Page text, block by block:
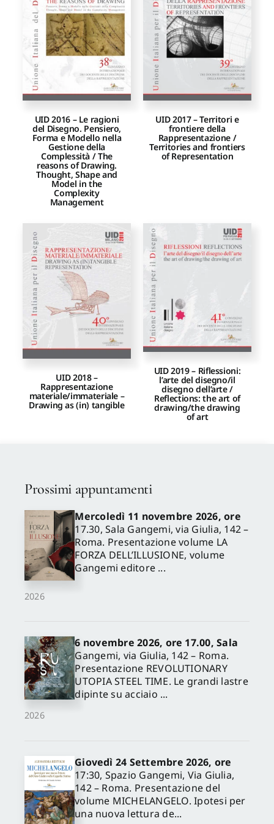
Proposte di pubblicazione
Gangemi Editore
UID 2016 – Le ragioni
del Disegno. Pensiero,
Forma e Modello nella
Gestione della
Complessità / The
reasons of Drawing.
Thought, Shape and
Model in the
Complexity
Management
UID 2017 – Territori e
frontiere della
Rappresentazione /
Territories and frontiers
of Representation
UID 2018 –
Rappresentazione
materiale/immateriale –
Drawing as (in) tangible
UID 2019 – Riflessioni:
l’arte del disegno/il
disegno dell’arte /
Reflections: the art of
drawing/the drawing
of art
Prossimi appuntamenti
2026
Mercoledì 11 novembre 2026, ore
17.30, Sala Gangemi, via Giulia, 142 –
Roma. Presentazione volume LA
FORZA DELL’ILLUSIONE, volume
Gangemi editore ...
2026
6 novembre 2026, ore 17.00, Sala
Gangemi, via Giulia, 142 – Roma.
Presentazione REVOLUTIONARY
UTOPIA STEEL TIME. Le grandi lastre
dipinte su acciaio ...
Giovedì 24 Settembre 2026, ore
17:30, Spazio Gangemi, Via Giulia,
142 – Roma. Presentazione del
volume MICHELANGELO. Ipotesi per
una nuova lettura de...